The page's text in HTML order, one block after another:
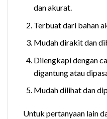
dan akurat.
Terbuat dari bahan
Mudah dirakit dan
Dilengkapi dengan
digantung atau
Mudah dilihat dan
Untuk pertanyaan lain